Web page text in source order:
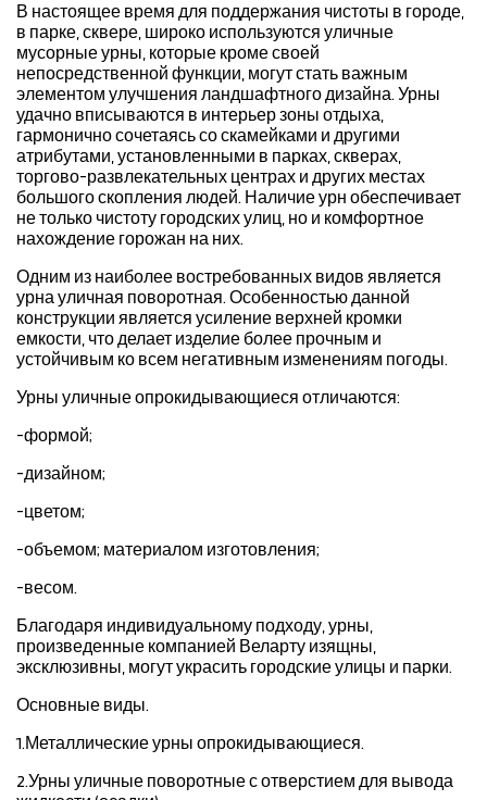
В настоящее время для поддержания чистоты в городе,
в парке, сквере, широко используются уличные
мусорные урны, которые кроме своей
непосредственной функции, могут стать важным
элементом улучшения ландшафтного дизайна. Урны
удачно вписываются в интерьер зоны отдыха,
гармонично сочетаясь со скамейками и другими
атрибутами, установленными в парках, скверах,
торгово-развлекательных центрах и других местах
большого скопления людей. Наличие урн обеспечивает
не только чистоту городских улиц, но и комфортное
нахождение горожан на них.
Одним из наиболее востребованных видов является
урна уличная поворотная. Особенностью данной
конструкции является усиление верхней кромки
емкости, что делает изделие более прочным и
устойчивым ко всем негативным изменениям погоды.
Урны уличные опрокидывающиеся отличаются:
-формой;
-дизайном;
-цветом;
-объемом; материалом изготовления;
-весом.
Благодаря индивидуальному подходу, урны,
произведенные компанией Веларту изящны,
эксклюзивны, могут украсить городские улицы и парки.
Основные виды.
1.Металлические урны опрокидывающиеся.
2.Урны уличные поворотные с отверстием для вывода